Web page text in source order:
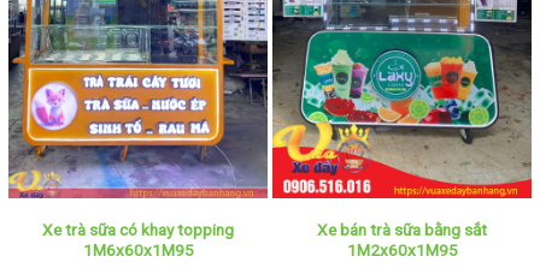
Xe trà sữa có khay topping
1M6x60x1M95
Xe bán trà sữa bằng sắt
1M2x60x1M95